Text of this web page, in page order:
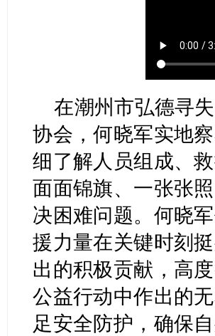
在潮州市弘德寻
协会，何晓军实地
细了解人员组成、
面面锦旗、一张张
决困难问题。何晓
援力量在关键时刻
出的积极贡献，高
公益行动中作出的
足安全防护，确保